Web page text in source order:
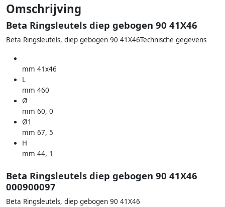
Omschrijving
Beta Ringsleutels diep gebogen 90 41X46
Beta Ringsleutels, diep gebogen 90 41X46Technische gegevens
mm 41x46
L
mm 460
Ø
mm 60, 0
Ø1
mm 67, 5
H
mm 44, 1
Beta Ringsleutels diep gebogen 90 41X46
000900097
Beta Ringsleutels, diep gebogen 90 41X46